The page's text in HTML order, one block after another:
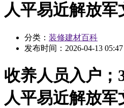
人平易近解放军
分类： 装修建材百科
发布时间： 2026-04-13 05:47
收养人员入户；
人平易近解放军